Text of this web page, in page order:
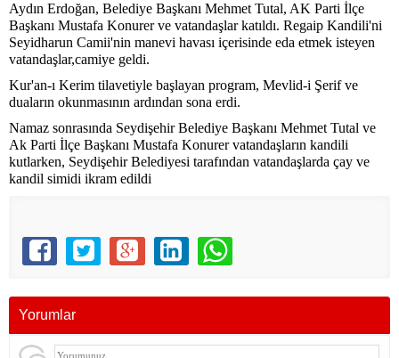
Aydın Erdoğan, Belediye Başkanı Mehmet Tutal, AK Parti İlçe
Başkanı Mustafa Konurer ve vatandaşlar katıldı. Regaip Kandili'ni
Seyidharun Camii'nin manevi havası içerisinde eda etmek isteyen
vatandaşlar,camiye geldi.
Kur'an-ı Kerim tilavetiyle başlayan program, Mevlid-i Şerif ve
duaların okunmasının ardından sona erdi.
Namaz sonrasında Seydişehir Belediye Başkanı Mehmet Tutal ve
Ak Parti İlçe Başkanı Mustafa Konurer vatandaşların kandili
kutlarken, Seydişehir Belediyesi tarafından vatandaşlarda çay ve
kandil simidi ikram edildi
Yorumlar